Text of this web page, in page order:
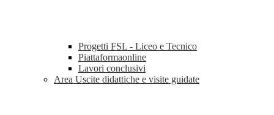
Progetti FSL - Liceo e Tecnico
Piattaformaonline
Lavori conclusivi
Area Uscite didattiche e visite guidate